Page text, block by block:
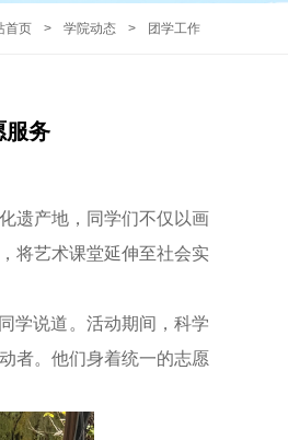
首页 > 学院动态 > 团学工作
服务
遗产地，同学们不仅以画
将艺术课堂延伸至社会实
学说道。活动期间，科学
者。他们身着统一的志愿